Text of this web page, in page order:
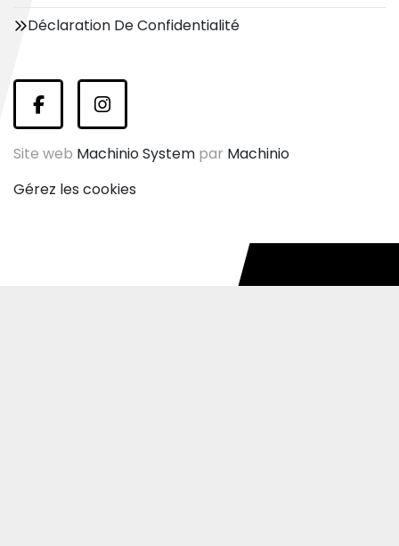
Déclaration De Confidentialité
facebookinstagram
Site web Machinio System par Machinio
Gérez les cookies